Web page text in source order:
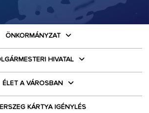
ÖNKORMÁNYZAT
HIVATAL
ÉLET A VÁROSBAN
KÁRTYA IGÉNYLÉS